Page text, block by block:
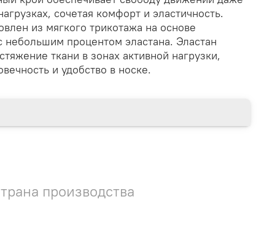
сочетая комфорт и эластичность.
из мягкого трикотажа на основе
небольшим процентом эластана. Эластан
ткани в зонах активной нагрузки,
и удобство в носке.
производства